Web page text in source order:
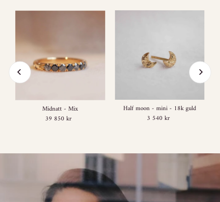
Midnatt - Mix
Regular
39 850 kr
Half moon - mini - 18k guld
Regular
3 540 kr